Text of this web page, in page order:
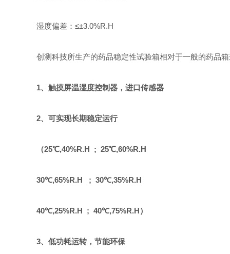
湿度偏差：≤±3.0%R.H
创测科技所生产的药品稳定性试验箱相对于一般的药品
1、触摸屏温湿度控制器，进口传感器
2、可实现长期稳定运行
（25℃,40%R.H ; 25℃,60%R.H
30℃,65%R.H ; 30℃,35%R.H
40℃,25%R.H ; 40℃,75%R.H）
3、低功耗运转，节能环保